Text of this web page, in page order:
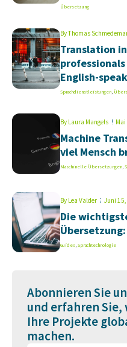
Übersetzung
ByThomas
Translation
English-
Sprachdienstleistungen,
By Laura Mangels
Machine
viel Mensch
Maschinelle Übersetzungen,
By Lea Valder Juni
Die
Guides,Sprachtechnologie
Abonnieren Sie
und erfahren Sie,
Ihre Projekte
machen.